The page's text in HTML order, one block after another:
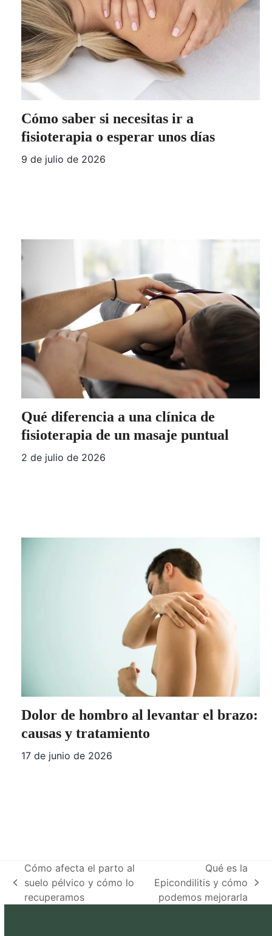
Cómo saber si necesitas ir a
fisioterapia o esperar unos días
9 de julio de 2026
Qué diferencia a una clínica de
fisioterapia de un masaje puntual
2 de julio de 2026
Dolor de hombro al levantar el brazo:
causas y tratamiento
17 de junio de 2026
previous
post:
Cómo afecta el parto al
suelo pélvico y cómo lo
recuperamos
next
post:
Qué es la
Epicondilitis y cómo
podemos mejorarla